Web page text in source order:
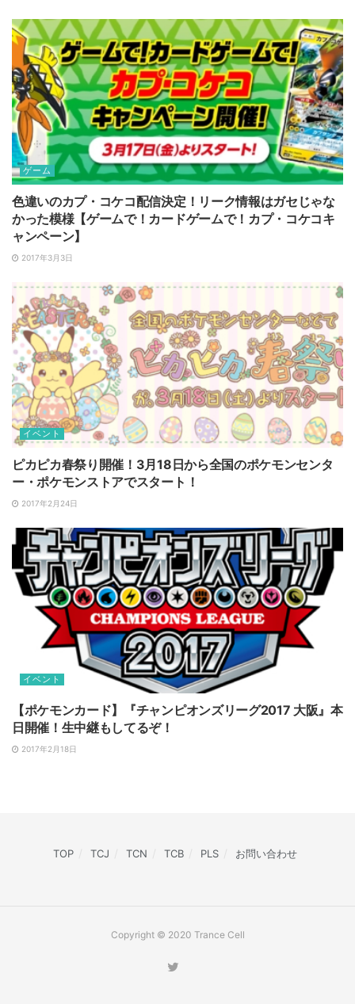
ゲーム
色違いのカプ・コケコ配信決定！リーク情報はガセじゃな
かった模様【ゲームで！カードゲームで！カプ・コケコキ
ャンペーン】
2017年3月3日
イベント
ピカピカ春祭り開催！3月18日から全国のポケモンセンタ
ー・ポケモンストアでスタート！
2017年2月24日
イベント
【ポケモンカード】『チャンピオンズリーグ2017 大阪』本
日開催！生中継もしてるぞ！
2017年2月18日
TOP TCJ TCN TCB PLS お問い合わせ
Copyright © 2020 Trance Cell